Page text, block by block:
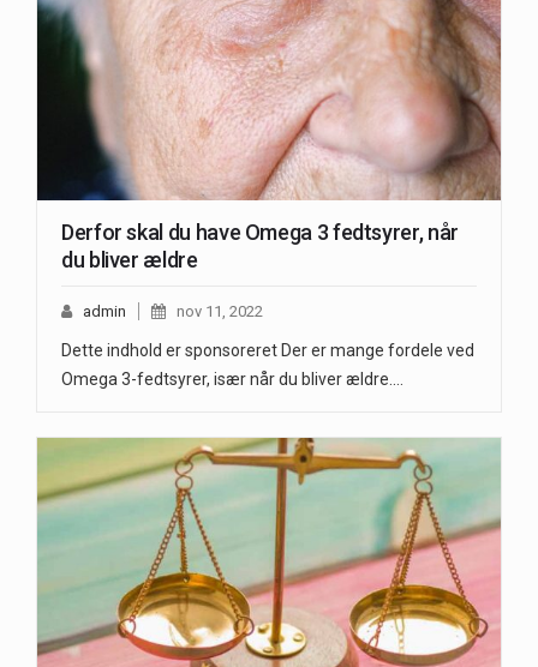
Derfor skal du have Omega 3 fedtsyrer, når
du bliver ældre
admin nov 11, 2022
Dette indhold er sponsoreret Der er mange fordele ved
Omega 3-fedtsyrer, især når du bliver ældre.…